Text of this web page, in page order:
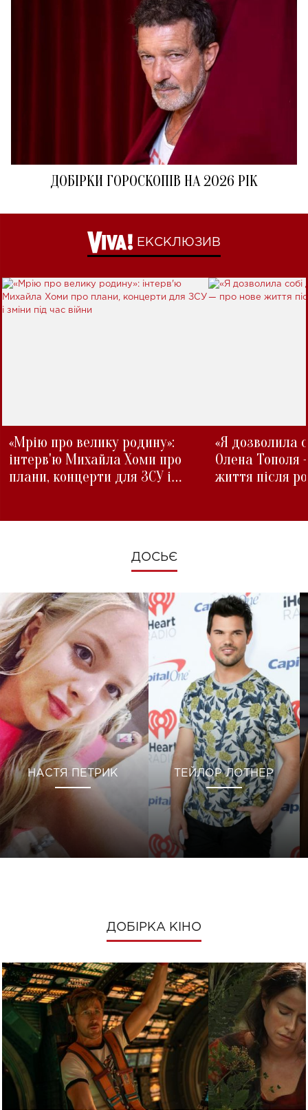
ДОБІРКИ ГОРОСКОПІВ НА 2026 РІК
ЕКСКЛЮЗИВ
«Мрію про велику родину»:
інтерв'ю Михайла Хоми про
плани, концерти для ЗСУ і
«Я дозволила
Олена Тополя
життя після
ДОСЬЄ
НАСТЯ ПЕТРИК ТЕЙЛОР ЛОТНЕР
ДОБІРКА КІНО